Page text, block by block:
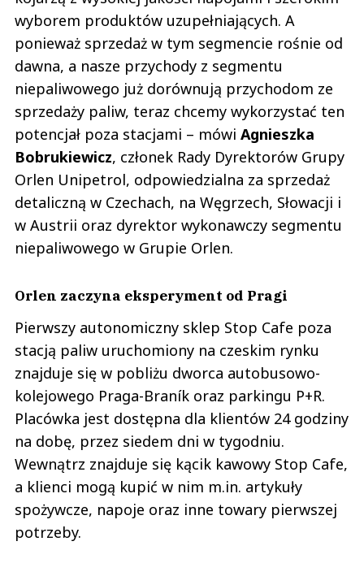
wyborem produktów uzupełniających. A
ponieważ sprzedaż w tym segmencie rośnie od
dawna, a nasze przychody z segmentu
niepaliwowego już dorównują przychodom ze
sprzedaży paliw, teraz chcemy wykorzystać ten
potencjał poza stacjami – mówi Agnieszka
Bobrukiewicz, członek Rady Dyrektorów Grupy
Orlen Unipetrol, odpowiedzialna za sprzedaż
detaliczną w Czechach, na Węgrzech, Słowacji i
w Austrii oraz dyrektor wykonawczy segmentu
niepaliwowego w Grupie Orlen.
Orlen zaczyna eksperyment od Pragi
Pierwszy autonomiczny sklep Stop Cafe poza
stacją paliw uruchomiony na czeskim rynku
znajduje się w pobliżu dworca autobusowo-
kolejowego Praga-Braník oraz parkingu P+R.
Placówka jest dostępna dla klientów 24 godziny
na dobę, przez siedem dni w tygodniu.
Wewnątrz znajduje się kącik kawowy Stop Cafe,
a klienci mogą kupić w nim m.in. artykuły
spożywcze, napoje oraz inne towary pierwszej
potrzeby.